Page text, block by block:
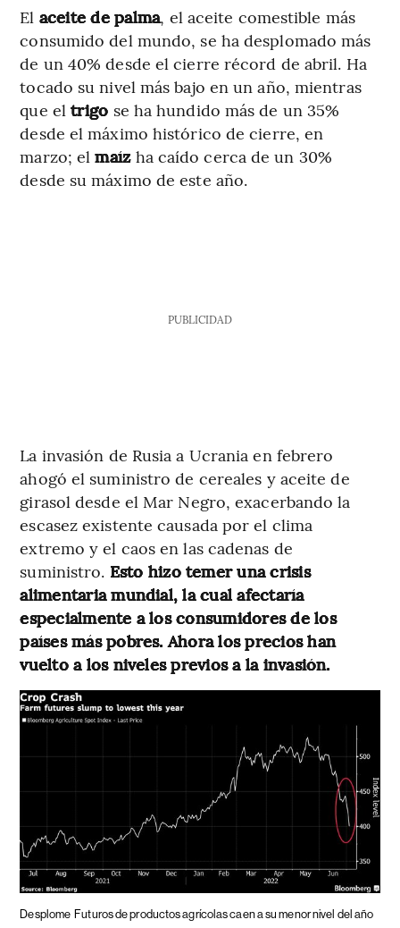
El aceite de palma, el aceite comestible más
consumido del mundo, se ha desplomado más
de un 40% desde el cierre récord de abril. Ha
tocado su nivel más bajo en un año, mientras
que eltrigo se ha hundido más de un 35%
desde el máximo histórico de cierre, en
marzo; elmaíz ha caído cerca de un 30%
desde su máximo de este año.
PUBLICIDAD
La invasión de Rusia a Ucrania en febrero
ahogó el suministro de cereales y aceite de
girasol desde el Mar Negro, exacerbando la
escasez existente causada por el clima
extremo y el caos en las cadenas de
suministro. Esto hizo temer una crisis
alimentaria mundial, la cual afectaría
especialmente a los consumidores de los
países más pobres. Ahora los precios han
vuelto a los niveles previos a la invasión.
Desplome Futuros de productos agrícolas caen a su menor nivel del año